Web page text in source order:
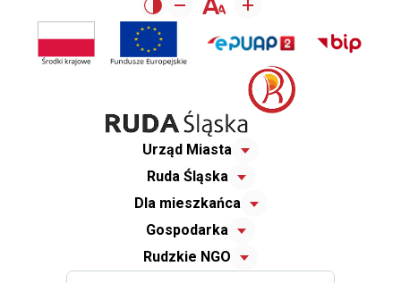
Urząd Miasta
Ruda Śląska
Dla mieszkańca
Gospodarka
Rudzkie NGO